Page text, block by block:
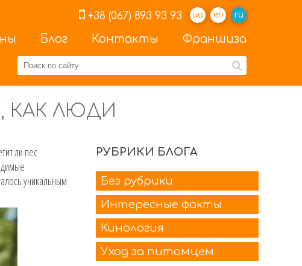
+38 (067) 893 93 93 ua en ru
Блог Контакты Франшиза
КАК ЛЮДИ
ли пес
уникальным
РУБРИКИ БЛОГА
Без рубрики
Интересные факты
Кинология
Уход за питомцем